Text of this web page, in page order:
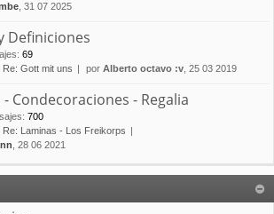
, 31 07 2025
Definiciones
: 69
Re: Gott mit uns por Alberto octavo :v , 25 03 2019
Condecoraciones - Regalia
: 700
Re: Laminas - Los Freikorps
, 28 06 2021